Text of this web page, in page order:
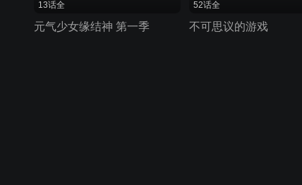
13话全
元气少女缘结神 第一季
52话全
不可思议的游戏